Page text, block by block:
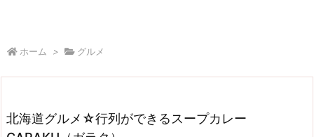
ホーム > グルメ
北海道グルメ☆行列ができるスープカレー